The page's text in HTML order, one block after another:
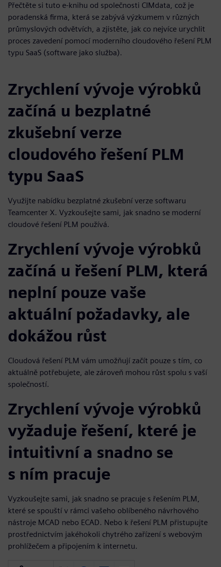
Přečtěte si tuto e-knihu od společnosti CIMdata, což je
poradenská firma, která se zabývá výzkumem v různých
průmyslových odvětvích, a zjistěte, jak co nejvíce urychlit
proces zavedení pomocí moderního cloudového řešení PLM
typu SaaS (software jako služba).
Zrychlení vývoje výrobků
začíná u bezplatné
zkušební verze
cloudového řešení PLM
typu SaaS
Využijte nabídku bezplatné zkušební verze softwaru
Teamcenter X. Vyzkoušejte sami, jak snadno se moderní
cloudové řešení PLM používá.
Zrychlení vývoje výrobků
začíná u řešení PLM, která
neplní pouze vaše
aktuální požadavky, ale
dokážou růst
Cloudová řešení PLM vám umožňují začít pouze s tím, co
aktuálně potřebujete, ale zároveň mohou růst spolu s vaší
společností.
Zrychlení vývoje výrobků
vyžaduje řešení, které je
intuitivní a snadno se
s ním pracuje
Vyzkoušejte sami, jak snadno se pracuje s řešením PLM,
které se spouští v rámci vašeho oblíbeného návrhového
nástroje MCAD nebo ECAD. Nebo k řešení PLM přistupujte
prostřednictvím jakéhokoli chytrého zařízení s webovým
prohlížečem a připojením k internetu.